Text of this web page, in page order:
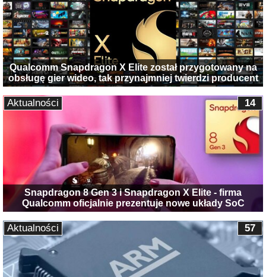
Qualcomm Snapdragon X Elite został przygotowany na
obsługę gier wideo, tak przynajmniej twierdzi producent
Snapdragon 8 Gen 3 i Snapdragon X Elite - firma
Qualcomm oficjalnie prezentuje nowe układy SoC
14
Aktualności
57
Aktualności